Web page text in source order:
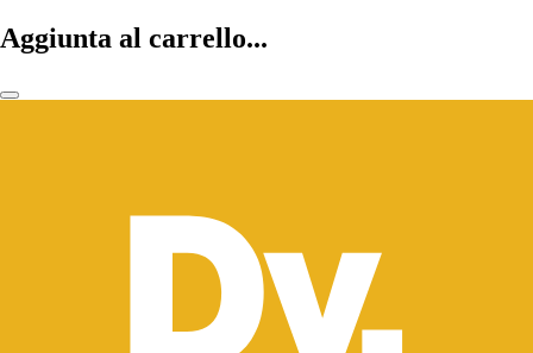
Aggiunta al carrello...